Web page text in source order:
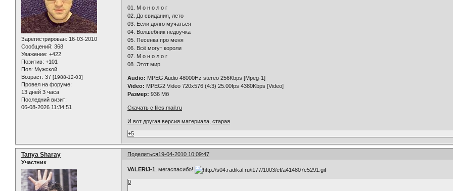
Зарегистрирован: 16-03-2010
Сообщений: 368
Уважение: +422
Позитив: +101
Пол: Мужской
Возраст: 37 [1988-12-03]
Провел на форуме:
13 дней 3 часа
Последний визит:
06-08-2026 11:34:51
01. М о н о л о г
02. До свидания, лето
03. Если долго мучаться
04. Волшебник недоучка
05. Песенка про меня
06. Всё могут короли
07. М о н о л о г
08. Этот мир
Audio: MPEG Audio 48000Hz stereo 256Kbps [Mpeg-1]
Video: MPEG2 Video 720x576 (4:3) 25.00fps 4380Kbps [Video]
Размер: 936 Мб
Скачать с files.mail.ru
И вот другая версия материала, старая
+5
Поделиться19-04-2010 10:09:47
Tanya Sharay
Участник
VALERIJ-1 , мегаспасибо!
0